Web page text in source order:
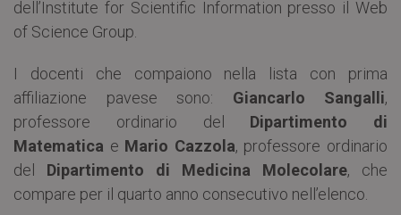
dell’Institute for Scientific Information presso il Web
of Science Group.
I docenti che compaiono nella lista con prima
affiliazione pavese sono: Giancarlo Sangalli,
professore ordinario del Dipartimento di
Matematica e Mario Cazzola, professore ordinario
del Dipartimento di Medicina Molecolare, che
compare per il quarto anno consecutivo nell’elenco.